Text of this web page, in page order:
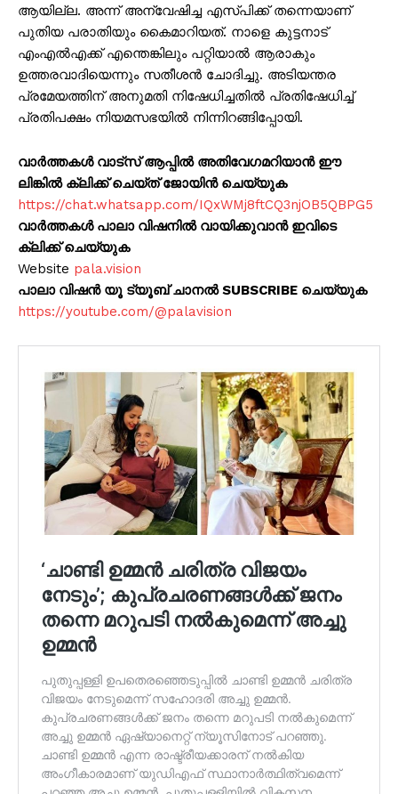
ആയില്ല. അന്ന് അന്വേഷിച്ച എസ്പിക്ക് തന്നെയാണ്
പുതിയ പരാതിയും കൈമാറിയത്. നാളെ കുട്ടനാട്
എംഎല്‍എക്ക് എന്തെങ്കിലും പറ്റിയാൽ ആരാകും
ഉത്തരവാദിയെന്നും സതീശന്‍ ചോദിച്ചു. അടിയന്തര
പ്രമേയത്തിന് അനുമതി നിഷേധിച്ചതില്‍ പ്രതിഷേധിച്ച്
പ്രതിപക്ഷം നിയമസഭയില്‍ നിന്നിറങ്ങിപ്പോയി.
വാർത്തകൾ വാട്സ് ആപ്പിൽ അതിവേഗമറിയാൻ ഈ
ലിങ്കിൽ ക്ലിക്ക് ചെയ്ത് ജോയിൻ ചെയ്യുക
https://chat.whatsapp.com/IQxWMj8ftCQ3njOB5QBPG5
വാർത്തകൾ പാലാ വിഷനിൽ വായിക്കുവാൻ ഇവിടെ
ക്ലിക്ക് ചെയ്യുക
Website pala.vision
പാലാ വിഷൻ യൂ ട്യൂബ് ചാനൽ SUBSCRIBE ചെയ്യുക
https://youtube.com/@palavision